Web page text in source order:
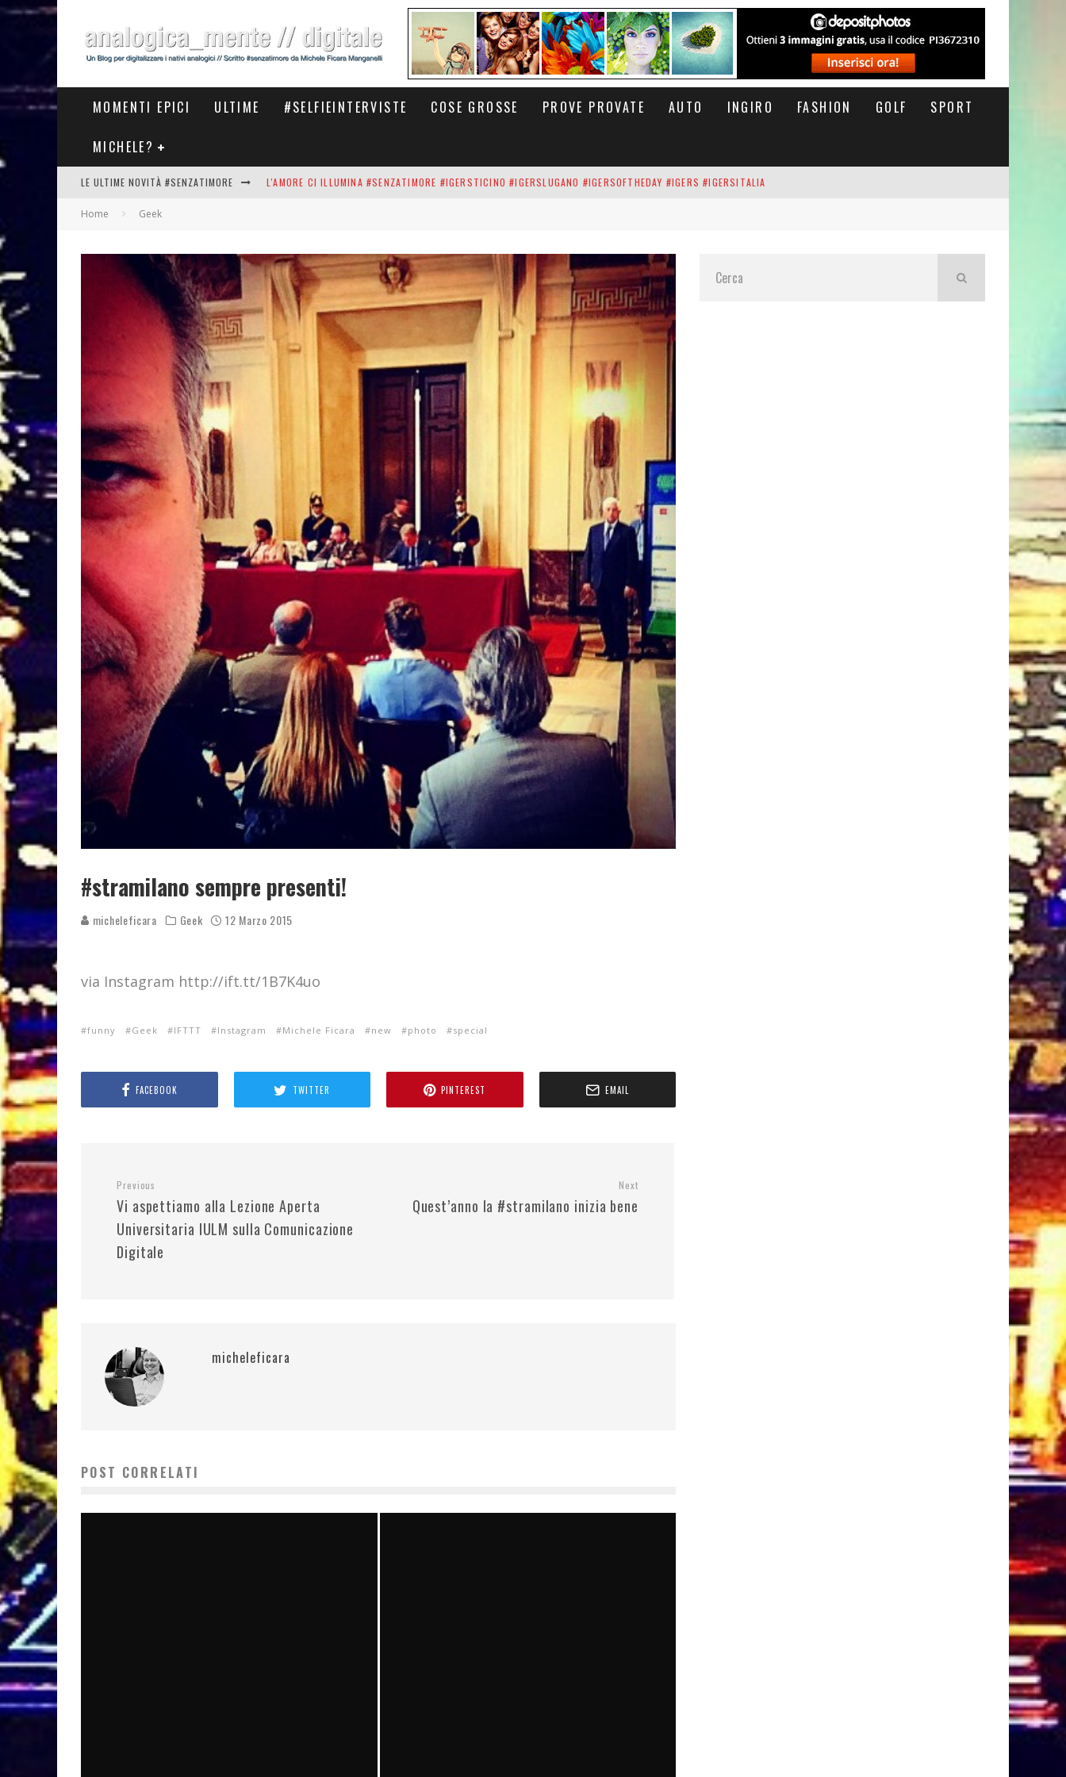
MOMENTI EPICI ULTIME #SELFIEINTERVISTE COSE GROSSE PROVE PROVATE AUTO INGIRO FASHION GOLF SPORT
MICHELE?
LE ULTIME NOVITÀ #SENZATIMORE L'AMORE CI ILLUMINA #SENZATIMORE #IGERSTICINO #IGERSLUGANO #IGERSOFTHEDAY #IGERS #IGERSITALIA
#COSEDILAVORO LA PORTA DELL'INFERNO È QUI: IL CENTRO COMMERCIALE DI ARESE OLTRE 10 KM DI CODA. POTETE MORIRE QUI.
Home Geek
#stramilano sempre presenti!
micheleficara Geek 12 Marzo 2015
via Instagram http://ift.tt/1B7K4uo
funny Geek IFTTT Instagram Michele Ficara new photo special
FACEBOOK TWITTER PINTEREST EMAIL
Previous
Vi aspettiamo alla Lezione Aperta
Universitaria IULM sulla Comunicazione
Digitale
Next
Quest’anno la #stramilano inizia bene
micheleficara
POST CORRELATI